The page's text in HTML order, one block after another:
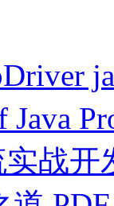
Java
战开